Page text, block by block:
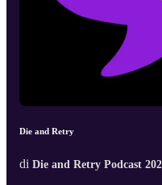
Die and Retry
di Die and Retry Podcast